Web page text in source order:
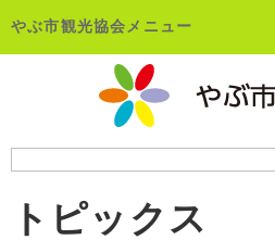
やぶ市観光協会メニュー
トピックス